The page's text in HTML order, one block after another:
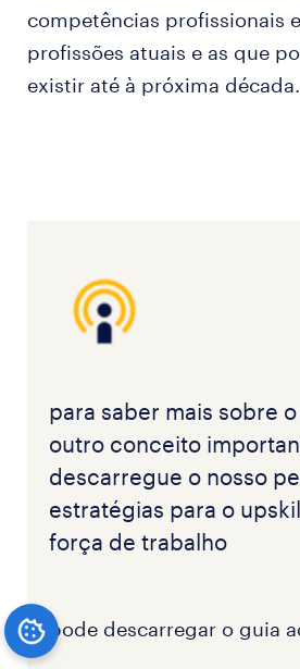
competências profissionais
profissões atuais e as que
existir até à próxima década.
para saber mais sobre
outro conceito
descarregue o nosso
estratégias para o
força de trabalho
pode descarregar o guia